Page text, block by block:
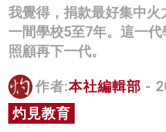
科技
影片
名家榜
灼見活動
我覺得，捐款最好集中
一間學校5至7年。這一
照顧再下一代。
作者:本社編輯部 -
灼見教育